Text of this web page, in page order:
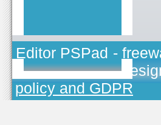
Editor PSPad -
TOJEONO.CZ,
policy and GDPR